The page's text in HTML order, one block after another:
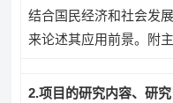
结合国民经济和社会发
来论述其应用前景。附
2.项目的研究内容、研